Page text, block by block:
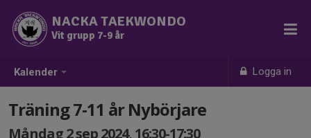
Kalender Logga in
NACKA TAEKWONDO
Vit grupp 7-9 år
Träning 7-11 år Nybörjare
Måndag 2 sep 2024, 16:30-17:30